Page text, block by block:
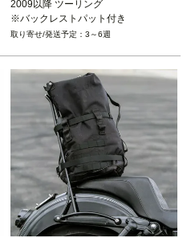
2009以降 ツーリング
※バックレストパット付き
3～6週